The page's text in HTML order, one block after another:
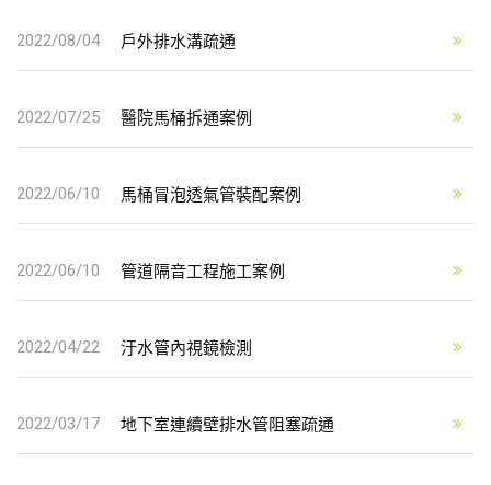
2022/08/04 戶外排水溝疏通
2022/07/25 醫院馬桶拆通案例
2022/06/10 馬桶冒泡透氣管裝配案例
2022/06/10 管道隔音工程施工案例
2022/04/22 汙水管內視鏡檢測
2022/03/17 地下室連續壁排水管阻塞疏通